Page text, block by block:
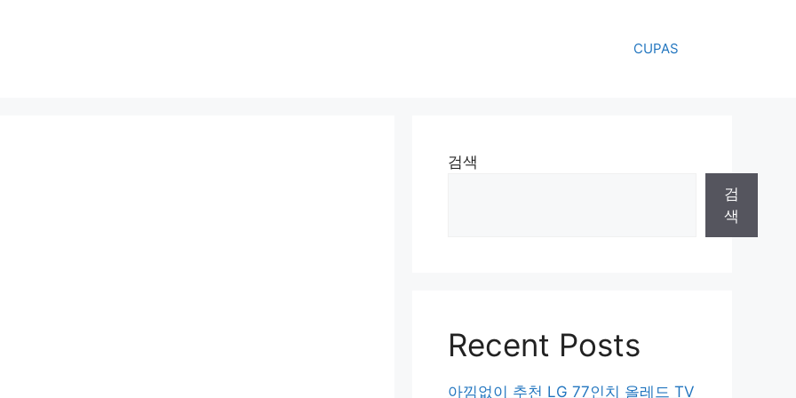
CUPAS
검색
검
색
Recent Posts
아낌없이 추천 LG 77인치 올레드 TV